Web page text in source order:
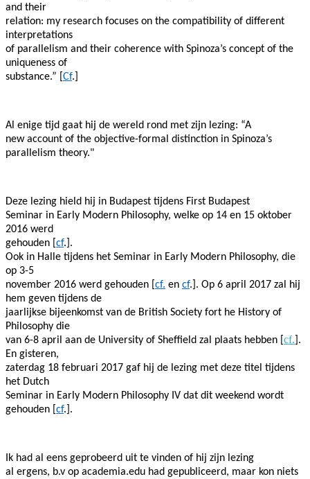
and their
relation: my research focuses on the compatibility of different
interpretations
of parallelism and their coherence with Spinoza’s concept of the
uniqueness of
substance.” [ Cf.]
Al enige tijd gaat hij de wereld rond met zijn lezing: “A
new account of the objective-formal distinction in Spinoza’s
parallelism theory."
Deze lezing hield hij in Budapest tijdens First Budapest
Seminar in Early Modern Philosophy, welke op 14 en 15 oktober
2016 werd
gehouden [ cf.].
Ook in Halle tijdens het Seminar in Early Modern Philosophy, die
op 3-5
november 2016 werd gehouden [ cf. en cf.]. Op 6 april 2017 zal hij
hem geven tijdens de
jaarlijkse bijeenkomst van de British Society fort he History of
Philosophy die
van 6-8 april aan de University of Sheffield zal plaats hebben [ cf. ].
En gisteren,
zaterdag 18 februari 2017 gaf hij de lezing met deze titel tijdens
het Dutch
Seminar in Early Modern Philosophy IV dat dit weekend wordt
gehouden [ cf.].
Ik had al eens geprobeerd uit te vinden of hij zijn lezing
al ergens, b.v op academia.edu had gepubliceerd, maar kon niets